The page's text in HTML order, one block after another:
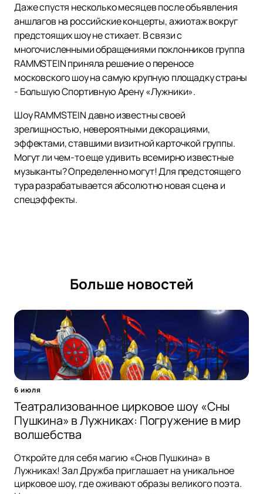
Даже спустя несколько месяцев после объявления
аншлагов на российские концерты, ажиотаж вокруг
предстоящих шоу не стихает. В связи с
многочисленными обращениями поклонников группа
RAMMSTEIN приняла решение о переносе
московского шоу на самую крупную площадку страны
- Большую Спортивную Арену «Лужники».
Шоу RAMMSTEIN давно известны своей
зрелищностью, невероятными декорациями,
эффектами, ставшими визитной карточкой группы.
Могут ли чем-то еще удивить всемирно известные
музыканты? Определенно могут! Для предстоящего
тура разрабатывается абсолютно новая сцена и
спецэффекты.
Больше новостей
6 июля
Театрализованное цирковое шоу «Сны
Пушкина» в Лужниках: Погружение в мир
волшебства
Откройте для себя магию «Снов Пушкина» в
Лужниках! Зал Дружба приглашает на уникальное
цирковое шоу, где оживают образы великого поэта.